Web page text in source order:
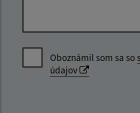
Oboznámil som sa so
údajov